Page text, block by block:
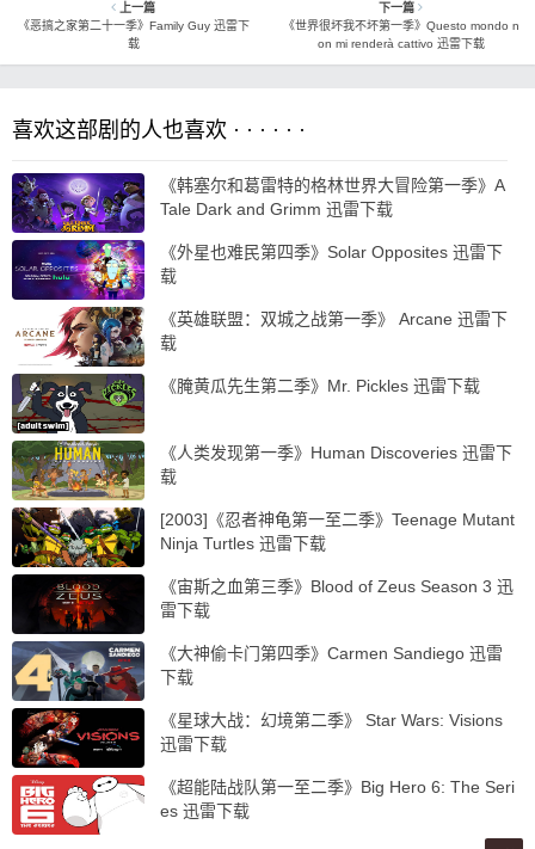
上一篇
《恶搞之家第二十一季》Family Guy 迅雷下
载
下一篇
《世界很坏我不坏第一季》Questo mondo n
on mi renderà cattivo 迅雷下载
喜欢这部剧的人也喜欢 · · · · · ·
《韩塞尔和葛雷特的格林世界大冒险第一季》A
Tale Dark and Grimm 迅雷下载
《外星也难民第四季》Solar Opposites 迅雷下
载
《英雄联盟：双城之战第一季》 Arcane 迅雷下
载
《腌黄瓜先生第二季》Mr. Pickles 迅雷下载
《人类发现第一季》Human Discoveries 迅雷下
载
[2003]《忍者神龟第一至二季》Teenage Mutant
Ninja Turtles 迅雷下载
《宙斯之血第三季》Blood of Zeus Season 3 迅
雷下载
《大神偷卡门第四季》Carmen Sandiego 迅雷
下载
《星球大战：幻境第二季》 Star Wars: Visions
迅雷下载
《超能陆战队第一至二季》Big Hero 6: The Seri
es 迅雷下载